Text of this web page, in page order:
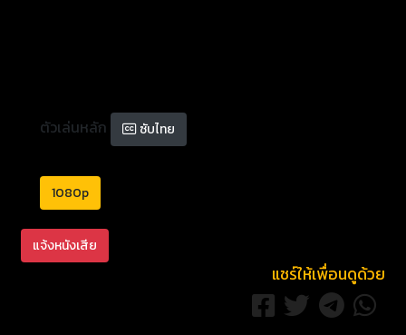
ตัวเล่นหลัก ซับไทย
1080p
แจ้งหนังเสีย
แชร์ให้เพื่อนดูด้วย